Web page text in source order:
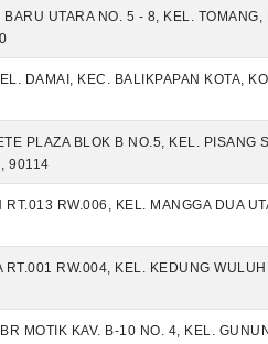
UTARA NO. 5 - 8, KEL. TOMANG,
DAMAI, KEC. BALIKPAPAN KOTA,
PLAZA BLOK B NO.5, KEL. PISANG
90114
RW.006, KEL. MANGGA DUA
RT.001 RW.004, KEL. KEDUNG
MOTIK KAV. B-10 NO. 4, KEL.